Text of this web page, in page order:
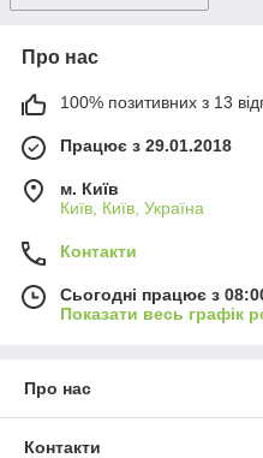
Про нас
100% позитивних з 13
Працює з 29.01.2018
м. Київ
Київ, Київ, Україна
Контакти
Сьогодні працює з
Показати весь графік
Про нас
Контакти